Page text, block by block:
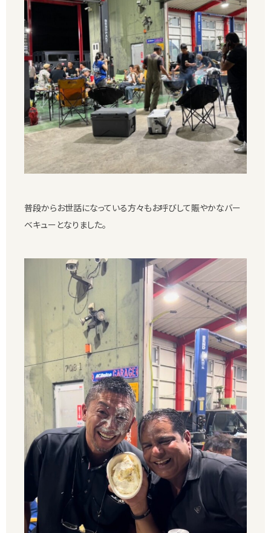
普段からお世話になっている方々もお呼びして賑やかなバー
ベキューとなりました。